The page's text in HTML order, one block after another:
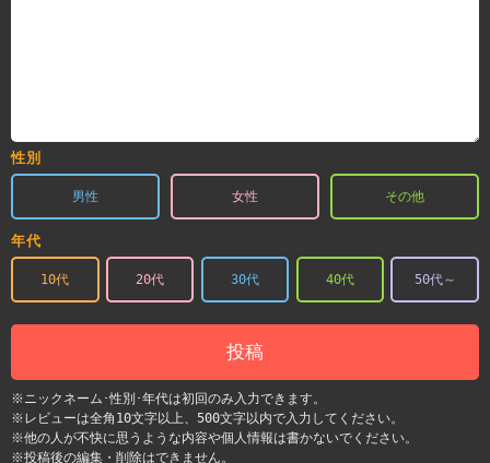
性別
男性 女性 その他
年代
10代 20代 30代 40代 50代～
投稿
※ニックネーム･性別･年代は初回のみ入力できます。
※レビューは全角10文字以上、500文字以内で入力してください。
※他の人が不快に思うような内容や個人情報は書かないでください。
※投稿後の編集・削除はできません。